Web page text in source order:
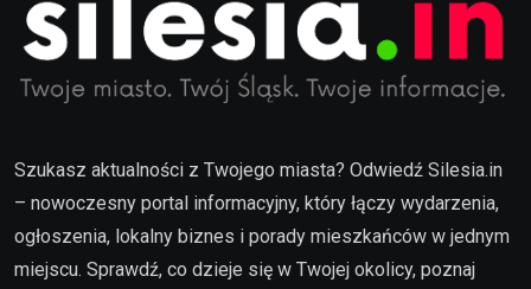
Szukasz aktualności z Twojego miasta? Odwiedź Silesia.in
– nowoczesny portal informacyjny, który łączy wydarzenia,
ogłoszenia, lokalny biznes i porady mieszkańców w jednym
miejscu. Sprawdź, co dzieje się w Twojej okolicy, poznaj